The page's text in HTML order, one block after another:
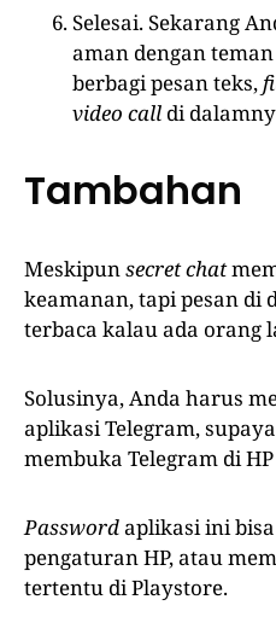
Selesai. Sekarang
aman dengan
berbagi pesan teks,
video call di
Tambahan
Meskipunsecret chat
keamanan, tapi pesan di
terbaca kalau ada orang
Solusinya, Anda harus
aplikasi Telegram,
membuka Telegram di
Passwordaplikasi ini
pengaturan HP, atau
tertentu di Playstore.